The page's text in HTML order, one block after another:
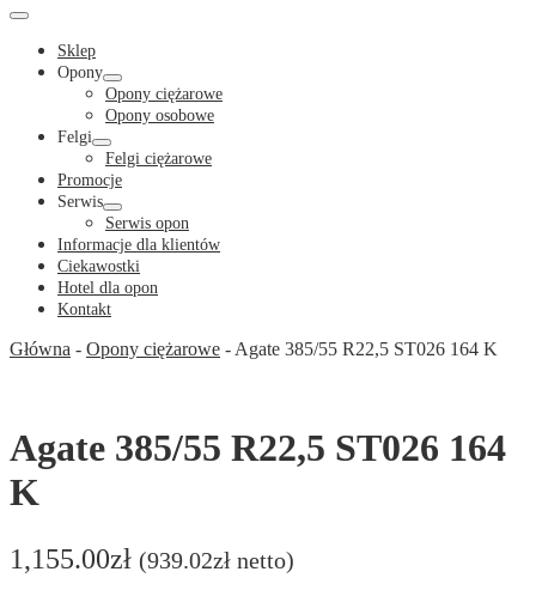
Menu
Toggle
Sklep
Opony
Menu
Toggle
Opony ciężarowe
Opony osobowe
Felgi
Menu
Toggle
Felgi ciężarowe
Promocje
Serwis
Menu
Toggle
Serwis opon
Informacje dla klientów
Ciekawostki
Hotel dla opon
Kontakt
Główna - Opony ciężarowe - Agate 385/55 R22,5 ST026 164 K
Agate 385/55 R22,5 ST026 164
K
1,155.00zł (939.02zł netto)